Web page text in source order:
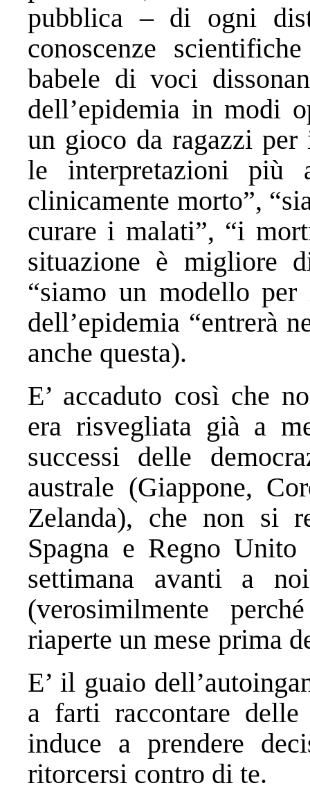
pubblica – di ogni
conoscenze
babele di voci
dell’epidemia in modi
un gioco da ragazzi
le interpretazioni più
clinicamente morto”,
curare i malati”, “i
situazione è migliore
“siamo un modello
dell’epidemia “entrerà
anche questa).
E’ accaduto così che
era risvegliata già a
successi delle
australe (Giappone,
Zelanda), che non si
Spagna e Regno Unito
settimana avanti a
(verosimilmente
riaperte un mese prima
E’ il guaio
a farti raccontare
induce a prendere
ritorcersi contro di te.